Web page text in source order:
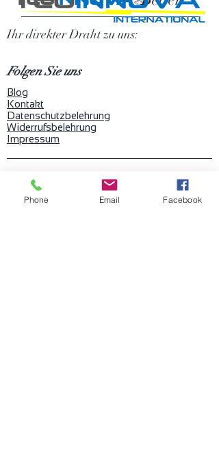
Ihr direkter Draht zu uns:
Folgen Sie uns
Blog
Kontakt
Datenschutzbelehrung
Widerrufsbelehrung
Impressum
Instagram
Phone Email Facebook